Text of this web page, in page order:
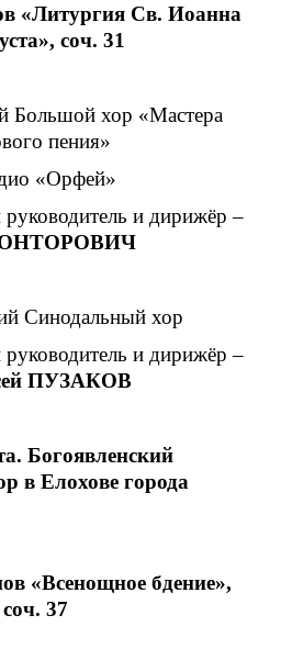
«Литургия Св. Иоанна
соч. 31
Большой хор «Мастера
пения»
«Орфей»
и дирижёр –
Синодальный хор
и дирижёр –
ПУЗАКОВ
Богоявленский
в Елохове города
«Всенощное бдение»,
соч. 37